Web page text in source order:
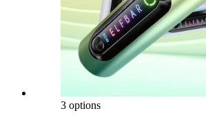
3 options